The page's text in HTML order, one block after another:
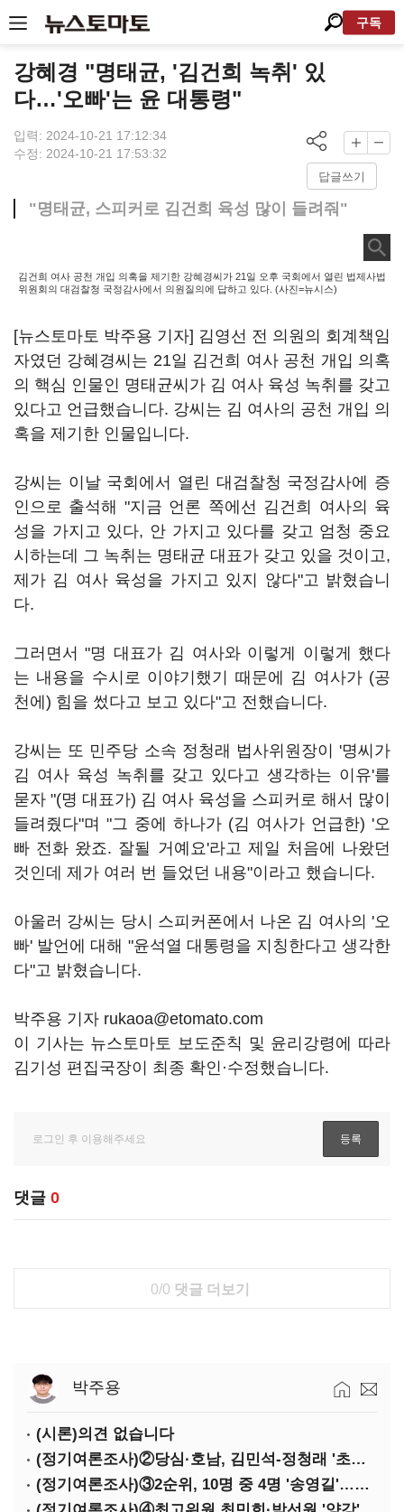
구독
강혜경 "명태균, '김건희 녹취' 있
다…'오빠'는 윤 대통령"
입력: 2024-10-21 17:12:34
수정: 2024-10-21 17:53:32
답글쓰기
"명태균, 스피커로 김건희 육성 많이 들려줘"
김건희 여사 공천 개입 의혹을 제기한 강혜경씨가 21일 오후 국회에서 열린 법제사법
위원회의 대검찰청 국정감사에서 의원질의에 답하고 있다. (사진=뉴시스)
[뉴스토마토 박주용 기자] 김영선 전 의원의 회계책임
자였던 강혜경씨는 21일 김건희 여사 공천 개입 의혹
의 핵심 인물인 명태균씨가 김 여사 육성 녹취를 갖고
있다고 언급했습니다. 강씨는 김 여사의 공천 개입 의
혹을 제기한 인물입니다.
강씨는 이날 국회에서 열린 대검찰청 국정감사에 증
인으로 출석해 "지금 언론 쪽에선 김건희 여사의 육
성을 가지고 있다, 안 가지고 있다를 갖고 엄청 중요
시하는데 그 녹취는 명태균 대표가 갖고 있을 것이고,
제가 김 여사 육성을 가지고 있지 않다"고 밝혔습니
다.
그러면서 "명 대표가 김 여사와 이렇게 이렇게 했다
는 내용을 수시로 이야기했기 때문에 김 여사가 (공
천에) 힘을 썼다고 보고 있다"고 전했습니다.
강씨는 또 민주당 소속 정청래 법사위원장이 '명씨가
김 여사 육성 녹취를 갖고 있다고 생각하는 이유'를
묻자 "(명 대표가) 김 여사 육성을 스피커로 해서 많이
들려줬다"며 "그 중에 하나가 (김 여사가 언급한) '오
빠 전화 왔죠. 잘될 거예요'라고 제일 처음에 나왔던
것인데 제가 여러 번 들었던 내용"이라고 했습니다.
아울러 강씨는 당시 스피커폰에서 나온 김 여사의 '오
빠' 발언에 대해 "윤석열 대통령을 지칭한다고 생각한
다"고 밝혔습니다.
박주용 기자 rukaoa@etomato.com
이 기사는 뉴스토마토 보도준칙 및 윤리강령에 따라
김기성 편집국장이 최종 확인·수정했습니다.
댓글 0
0/0 댓글 더보기
박주용
(시론)의견 없습니다
(정기여론조사)②당심·호남, 김민석-정청래 '초접전'
(정기여론조사)③2순위, 10명 중 4명 '송영길'…정청래 '한 자릿수'